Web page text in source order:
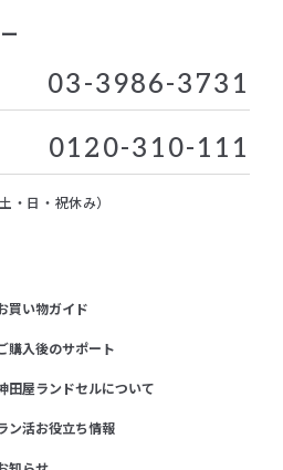
03-3986-3731
0120-310-111
日・祝休み）
買い物ガイド
購入後のサポート
田屋ランドセルについて
ン活お役立ち情報